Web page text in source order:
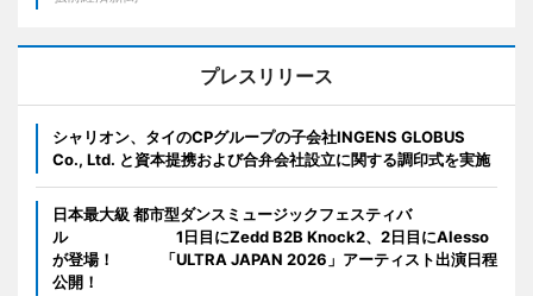
プレスリリース
シャリオン、タイのCPグループの子会社INGENS GLOBUS
Co., Ltd. と資本提携および合弁会社設立に関する調印式を実施
日本最大級 都市型ダンスミュージックフェスティバ
ル 1日目にZedd B2B Knock2、2日目にAlesso
が登場！ 「ULTRA JAPAN 2026」アーティスト出演日程
公開！